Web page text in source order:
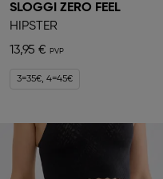
SLOGGI ZERO FEEL
HIPSTER
13,95 €
3=35€, 4=45€